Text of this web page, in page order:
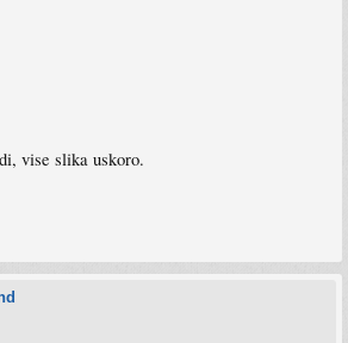
vise slika uskoro.